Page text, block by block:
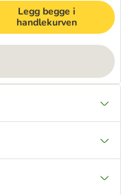
Legg begge i
handlekurven